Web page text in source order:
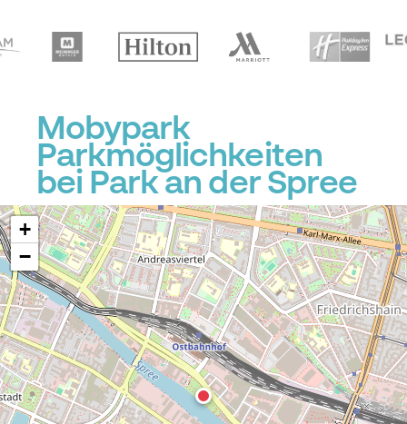
Mobypark
Parkmöglichkeiten
bei Park an der Spree
+
−